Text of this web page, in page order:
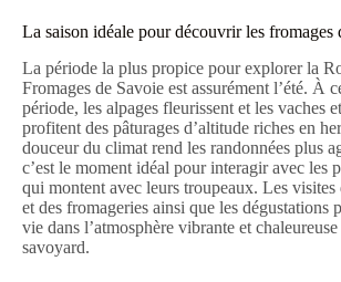
La saison idéale pour découvrir les fromages
La période la plus propice pour explorer la
Fromages de Savoie est assurément l’été. À
période, les alpages fleurissent et les vaches
profitent des pâturages d’altitude riches en
douceur du climat rend les randonnées plus
c’est le moment idéal pour interagir avec les
qui montent avec leurs troupeaux. Les visites
et des fromageries ainsi que les dégustations
vie dans l’atmosphère vibrante et chaleureuse
savoyard.